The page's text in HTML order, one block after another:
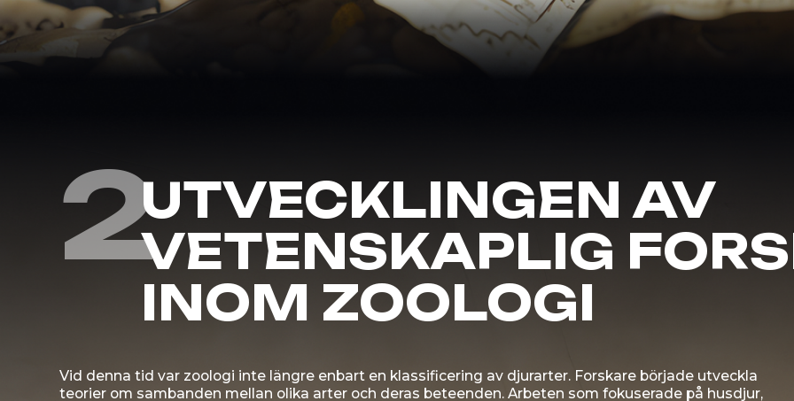
Vid denna tid var zoologi inte längre enbart en klassificering av djurarter. Forskare började utveckla
teorier om sambanden mellan olika arter och deras beteenden. Arbeten som fokuserade på husdjur,